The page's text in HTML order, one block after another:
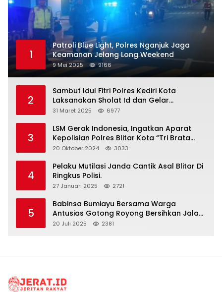
1
Patroli Blue Light, Polres Nganjuk Jaga
Keamanan Jelang Long Weekend
9 Mei 2025 9166
2
Sambut Idul Fitri Polres Kediri Kota
Laksanakan Sholat Id dan Gelar
Halalbihalal
31 Maret 2025 6977
3
LSM Gerak Indonesia, Ingatkan Aparat
Kepolisian Polres Blitar Kota “Tri Brata
Polri” Harus Diamalkan
20 Oktober 2024 3033
4
Pelaku Mutilasi Janda Cantik Asal Blitar Di
Ringkus Polisi.
27 Januari 2025 2721
5
Babinsa Bumiayu Bersama Warga
Antusias Gotong Royong Bersihkan Jalan
Dusun Banaran
20 Juli 2025 2381